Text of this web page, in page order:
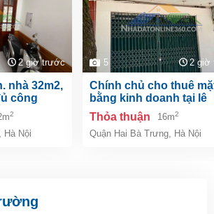
2 giờ trước
công
nam từ
2
, Hà Nội
5 2 giờ
chính chủ cho thuê mặt
bằng kinh doanh tại lê
thanh nghị, hai bà
nội
Thỏa thuận 16m2
Quận Hai Bà Trưng, Hà Nội